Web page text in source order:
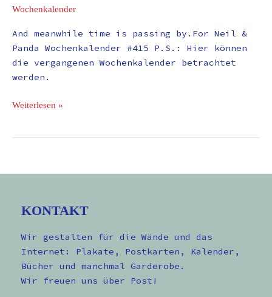
Wochenkalender
And meanwhile time is passing by.For Neil &
Panda Wochenkalender #415 P.S.: Hier können
die vergangenen Wochenkalender betrachtet
werden.
Weiterlesen »
KONTAKT
Wir gestalten für die Wände und das
Internet: Plakate, Postkarten, Kalender,
Bücher und manchmal Garderobe.
Wir freuen uns über Post!